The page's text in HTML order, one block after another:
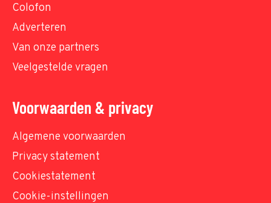
Colofon
Adverteren
Van onze partners
Veelgestelde vragen
Voorwaarden & privacy
Algemene voorwaarden
Privacy statement
Cookiestatement
Cookie-instellingen